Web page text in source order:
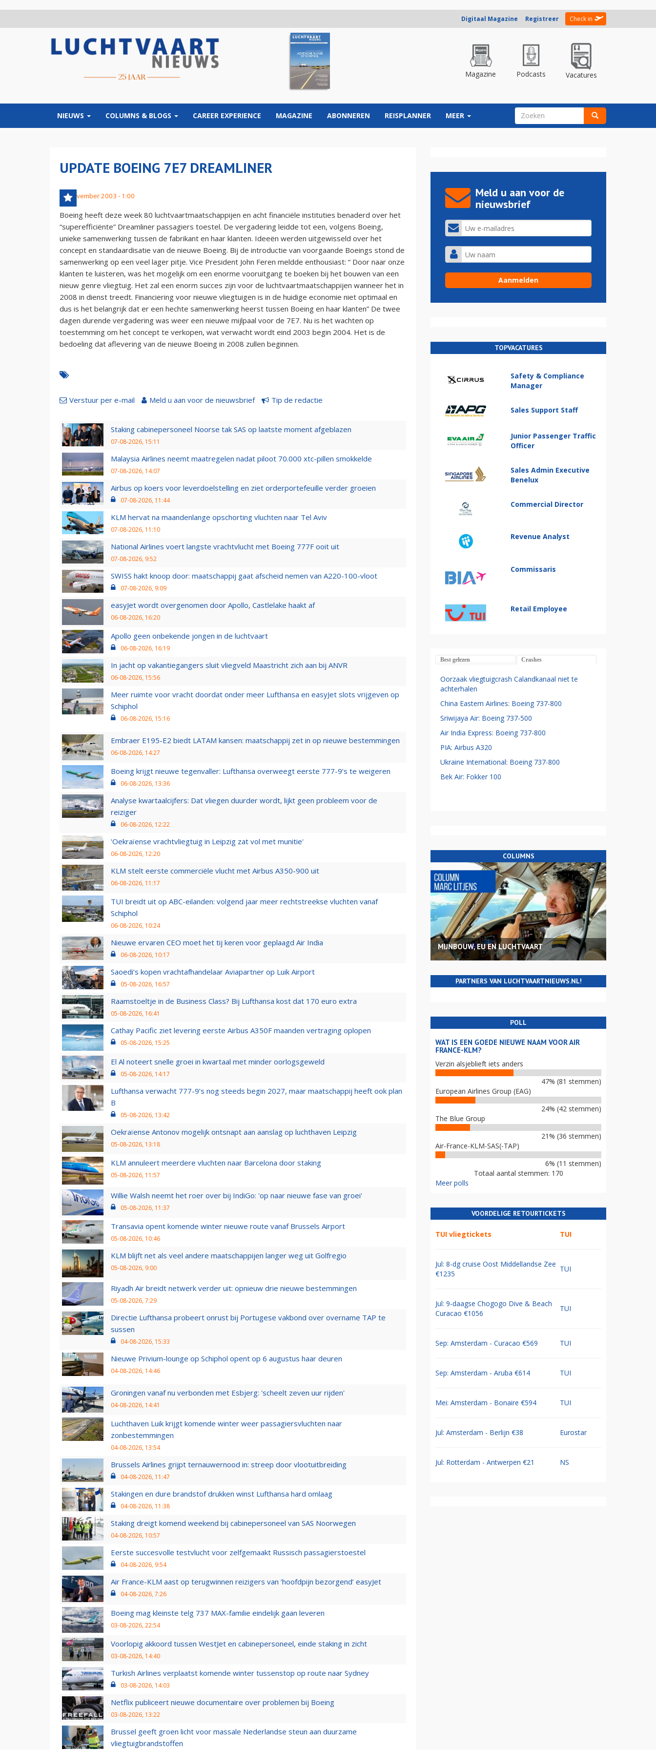
Digitaal Magazine Registreer Check in
Magazine Podcasts Vacatures
NIEUWS COLUMNS & BLOGS CAREER EXPERIENCE MAGAZINE ABONNEREN REISPLANNER MEER ZOEKVELD
UPDATE BOEING 7E7 DREAMLINER
14 november 2003 - 1:00
Boeing heeft deze week 80 luchtvaartmaatschappijen en acht financiële instituties benaderd over het
“superefficiënte” Dreamliner passagiers toestel. De vergadering leidde tot een, volgens Boeing,
unieke samenwerking tussen de fabrikant en haar klanten. Ideeën werden uitgewisseld over het
concept en standaardisatie van de nieuwe Boeing. Bij de introductie van voorgaande Boeings stond de
samenwerking op een veel lager pitje. Vice President John Feren meldde enthousiast: “ Door naar onze
klanten te luisteren, was het mogelijk om een enorme vooruitgang te boeken bij het bouwen van een
nieuw genre vliegtuig. Het zal een enorm succes zijn voor de luchtvaartmaatschappijen wanneer het in
2008 in dienst treedt. Financiering voor nieuwe vliegtuigen is in de huidige economie niet optimaal en
dus is het belangrijk dat er een hechte samenwerking heerst tussen Boeing en haar klanten” De twee
dagen durende vergadering was weer een nieuwe mijlpaal voor de 7E7. Nu is het wachten op
toestemming om het concept te verkopen, wat verwacht wordt eind 2003 begin 2004. Het is de
bedoeling dat aflevering van de nieuwe Boeing in 2008 zullen beginnen.
Verstuur per e-mail Meld u aan voor de nieuwsbrief Tip de redactie
Staking cabinepersoneel Noorse tak SAS op laatste moment afgeblazen
07-08-2026, 15:11
Malaysia Airlines neemt maatregelen nadat piloot 70.000 xtc-pillen smokkelde
07-08-2026, 14:07
Airbus op koers voor leverdoelstelling en ziet orderportefeuille verder groeien
07-08-2026, 11:44
KLM hervat na maandenlange opschorting vluchten naar Tel Aviv
07-08-2026, 11:10
National Airlines voert langste vrachtvlucht met Boeing 777F ooit uit
07-08-2026, 9:52
SWISS hakt knoop door: maatschappij gaat afscheid nemen van A220-100-vloot
07-08-2026, 9:09
easyJet wordt overgenomen door Apollo, Castlelake haakt af
06-08-2026, 16:20
Apollo geen onbekende jongen in de luchtvaart
06-08-2026, 16:19
In jacht op vakantiegangers sluit vliegveld Maastricht zich aan bij ANVR
06-08-2026, 15:56
Meer ruimte voor vracht doordat onder meer Lufthansa en easyJet slots vrijgeven op
Schiphol
06-08-2026, 15:16
Embraer E195-E2 biedt LATAM kansen: maatschappij zet in op nieuwe bestemmingen
06-08-2026, 14:27
Boeing krijgt nieuwe tegenvaller: Lufthansa overweegt eerste 777-9’s te weigeren
06-08-2026, 13:36
Analyse kwartaalcijfers: Dat vliegen duurder wordt, lijkt geen probleem voor de
reiziger
06-08-2026, 12:22
'Oekraïense vrachtvliegtuig in Leipzig zat vol met munitie'
06-08-2026, 12:20
KLM stelt eerste commerciële vlucht met Airbus A350-900 uit
06-08-2026, 11:17
TUI breidt uit op ABC-eilanden: volgend jaar meer rechtstreekse vluchten vanaf
Schiphol
06-08-2026, 10:24
Nieuwe ervaren CEO moet het tij keren voor geplaagd Air India
06-08-2026, 10:17
Saoedi’s kopen vrachtafhandelaar Aviapartner op Luik Airport
05-08-2026, 16:57
Raamstoeltje in de Business Class? Bij Lufthansa kost dat 170 euro extra
05-08-2026, 16:41
Cathay Pacific ziet levering eerste Airbus A350F maanden vertraging oplopen
05-08-2026, 15:25
El Al noteert snelle groei in kwartaal met minder oorlogsgeweld
05-08-2026, 14:17
Lufthansa verwacht 777-9’s nog steeds begin 2027, maar maatschappij heeft ook plan
B
05-08-2026, 13:42
Oekraïense Antonov mogelijk ontsnapt aan aanslag op luchthaven Leipzig
05-08-2026, 13:18
KLM annuleert meerdere vluchten naar Barcelona door staking
05-08-2026, 11:57
Willie Walsh neemt het roer over bij IndiGo: 'op naar nieuwe fase van groei'
05-08-2026, 11:37
Transavia opent komende winter nieuwe route vanaf Brussels Airport
05-08-2026, 10:46
KLM blijft net als veel andere maatschappijen langer weg uit Golfregio
05-08-2026, 9:00
Riyadh Air breidt netwerk verder uit: opnieuw drie nieuwe bestemmingen
05-08-2026, 7:29
Directie Lufthansa probeert onrust bij Portugese vakbond over overname TAP te
sussen
04-08-2026, 15:33
Nieuwe Privium-lounge op Schiphol opent op 6 augustus haar deuren
04-08-2026, 14:46
Groningen vanaf nu verbonden met Esbjerg: 'scheelt zeven uur rijden'
04-08-2026, 14:41
Luchthaven Luik krijgt komende winter weer passagiersvluchten naar
zonbestemmingen
04-08-2026, 13:54
Brussels Airlines grijpt ternauwernood in: streep door vlootuitbreiding
04-08-2026, 11:47
Stakingen en dure brandstof drukken winst Lufthansa hard omlaag
04-08-2026, 11:38
Staking dreigt komend weekend bij cabinepersoneel van SAS Noorwegen
04-08-2026, 10:57
Eerste succesvolle testvlucht voor zelfgemaakt Russisch passagierstoestel
04-08-2026, 9:54
Air France-KLM aast op terugwinnen reizigers van ‘hoofdpijn bezorgend’ easyJet
04-08-2026, 7:26
Boeing mag kleinste telg 737 MAX-familie eindelijk gaan leveren
03-08-2026, 22:54
Voorlopig akkoord tussen WestJet en cabinepersoneel, einde staking in zicht
03-08-2026, 14:40
Turkish Airlines verplaatst komende winter tussenstop op route naar Sydney
03-08-2026, 14:03
Netflix publiceert nieuwe documentaire over problemen bij Boeing
03-08-2026, 13:22
Brussel geeft groen licht voor massale Nederlandse steun aan duurzame
vliegtuigbrandstoffen
Meld u aan voor de
nieuwsbrief
TOPVACATURES
Safety & Compliance
Manager
Sales Support Staff
Junior Passenger Traffic
Officer
Sales Admin Executive
Benelux
Commercial Director
Revenue Analyst
Commissaris
Retail Employee
Best gelezen Crashes
Oorzaak vliegtuigcrash Calandkanaal niet te
achterhalen
China Eastern Airlines: Boeing 737-800
Sriwijaya Air: Boeing 737-500
Air India Express: Boeing 737-800
PIA: Airbus A320
Ukraine International: Boeing 737-800
Bek Air: Fokker 100
COLUMNS
MIJNBOUW, EU EN LUCHTVAART
PARTNERS VAN LUCHTVAARTNIEUWS.NL!
POLL
WAT IS EEN GOEDE NIEUWE NAAM VOOR AIR
FRANCE-KLM?
Verzin alsjeblieft iets anders
47% (81 stemmen)
European Airlines Group (EAG)
24% (42 stemmen)
The Blue Group
21% (36 stemmen)
Air-France-KLM-SAS(-TAP)
6% (11 stemmen)
Totaal aantal stemmen: 170
Meer polls
VOORDELIGE RETOURTICKETS
TUI vliegtickets TUI
Jul: 8-dg cruise Oost Middellandse Zee
€1235
TUI
Jul: 9-daagse Chogogo Dive & Beach
Curacao €1056
TUI
Sep: Amsterdam - Curacao €569 TUI
Sep: Amsterdam - Aruba €614 TUI
Mei: Amsterdam - Bonaire €594 TUI
Jul: Amsterdam - Berlijn €38 Eurostar
Jul: Rotterdam - Antwerpen €21 NS